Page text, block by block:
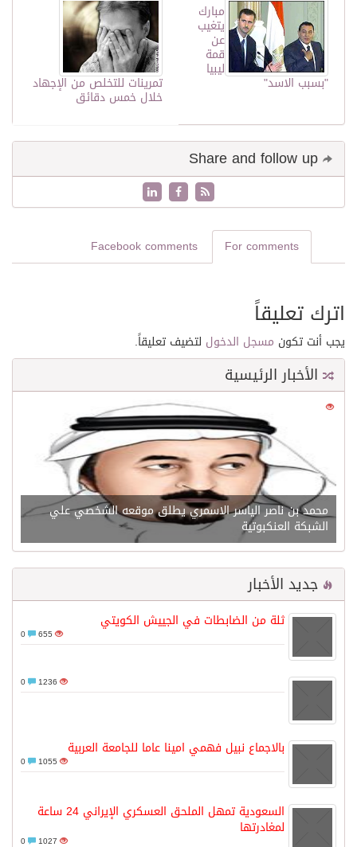
تمرينات للتخلص من الإجهاد
خلال خمس دقائق
مبارك
يتغيب
عن
قمة
ليبيا
"بسبب الاسد"
For comments
Facebook comments
اترك تعليقاً
يجب أنت تكون مسجل الدخول لتضيف تعليقاً.
الأخبار الرئيسية
21644
محمد بن ناصر الياسر الاسمري يطلق موقعه الشخصي علي
الشبكة العنكبوتية
جديد الأخبار
ثلة من الضابطات في الجييش الكويتي
655
1236
بالاجماع نبيل فهمي امينا عاما للجامعة العربية
1055
السعودية تمهل الملحق العسكري الإيراني 24 ساعة
لمغادرتها
1027